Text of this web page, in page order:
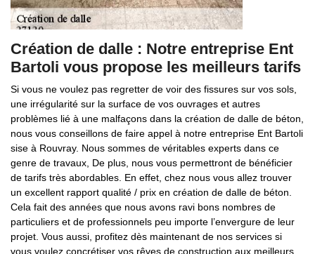
Création de dalle : Notre entreprise Ent
Bartoli vous propose les meilleurs tarifs
Si vous ne voulez pas regretter de voir des fissures sur vos sols,
une irrégularité sur la surface de vos ouvrages et autres
problèmes lié à une malfaçons dans la création de dalle de béton,
nous vous conseillons de faire appel à notre entreprise Ent Bartoli
sise à Rouvray. Nous sommes de véritables experts dans ce
genre de travaux, De plus, nous vous permettront de bénéficier
de tarifs très abordables. En effet, chez nous vous allez trouver
un excellent rapport qualité / prix en création de dalle de béton.
Cela fait des années que nous avons ravi bons nombres de
particuliers et de professionnels peu importe l’envergure de leur
projet. Vous aussi, profitez dès maintenant de nos services si
vous voulez concrétiser vos rêves de construction aux meilleurs